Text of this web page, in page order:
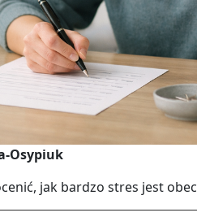
Osypiuk
jak bar­dzo stres jest